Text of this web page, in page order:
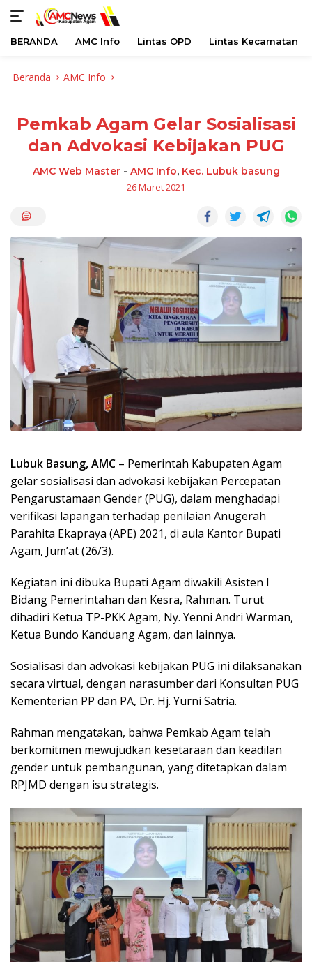
BERANDA AMC Info Lintas OPD Lintas Kecamatan
Beranda AMC Info
Pemkab Agam Gelar Sosialisasi
dan Advokasi Kebijakan PUG
AMC Web Master- AMC Info, Kec. Lubuk basung
26 Maret 2021
Lubuk Basung, AMC – Pemerintah Kabupaten Agam
gelar sosialisasi dan advokasi kebijakan Percepatan
Pengarustamaan Gender (PUG), dalam menghadapi
verifikasi lapangan terhadap penilaian Anugerah
Parahita Ekapraya (APE) 2021, di aula Kantor Bupati
Agam, Jum’at (26/3).
Kegiatan ini dibuka Bupati Agam diwakili Asisten I
Bidang Pemerintahan dan Kesra, Rahman. Turut
dihadiri Ketua TP-PKK Agam, Ny. Yenni Andri Warman,
Ketua Bundo Kanduang Agam, dan lainnya.
Sosialisasi dan advokasi kebijakan PUG ini dilaksanakan
secara virtual, dengan narasumber dari Konsultan PUG
Kementerian PP dan PA, Dr. Hj. Yurni Satria.
Rahman mengatakan, bahwa Pemkab Agam telah
berkomitmen mewujudkan kesetaraan dan keadilan
gender untuk pembangunan, yang ditetapkan dalam
RPJMD dengan isu strategis.